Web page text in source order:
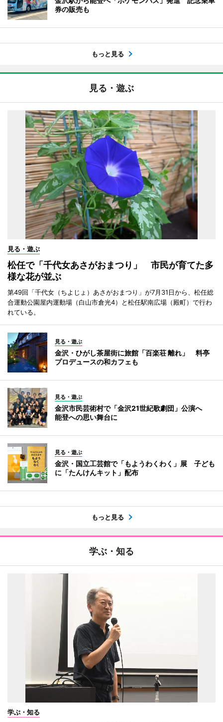
券の販売も
もっと見る
見る・遊ぶ
見る・遊ぶ
松任で「千代女あさがおまつり」 市民が育てた多
様な花が並ぶ
第49回「千代女（ちよじょ）あさがおまつり」が7月31日から、松任総
合運動公園屋内運動場（白山市倉光4）と松任駅南広場（殿町）で行わ
れている。
見る・遊ぶ
金沢・ひがし茶屋街に旅館「百楽荘 離れ」 料亭
プロデュースの和カフェも
見る・遊ぶ
金沢市民芸術村で「金沢21世紀歌劇団」公演へ
能登への思い舞台に
見る・遊ぶ
金沢・国立工芸館で「もようわくわく」展 子ども
に「たんけんキット」配布
もっと見る
学ぶ・知る
学ぶ・知る